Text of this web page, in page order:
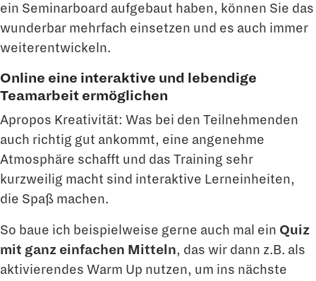
ein Seminarboard aufgebaut haben, können Sie das
wunderbar mehrfach einsetzen und es auch immer
weiterentwickeln.
Online eine interaktive und lebendige
Teamarbeit ermöglichen
Apropos Kreativität: Was bei den Teilnehmenden
auch richtig gut ankommt, eine angenehme
Atmosphäre schafft und das Training sehr
kurzweilig macht sind interaktive Lerneinheiten,
die Spaß machen.
So baue ich beispielweise gerne auch mal ein Quiz
mit ganz einfachen Mitteln, das wir dann z.B. als
aktivierendes Warm Up nutzen, um ins nächste